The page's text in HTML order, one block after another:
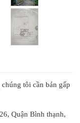
tôi cần bán gấp
Quận Bình thạnh,